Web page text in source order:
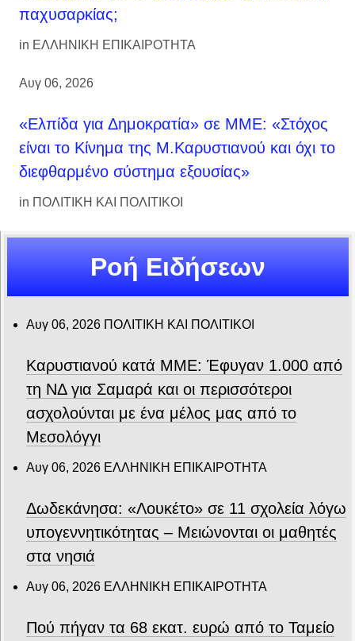
παχυσαρκίας;
in ΕΛΛΗΝΙΚΗ ΕΠΙΚΑΙΡΟΤΗΤΑ
Αυγ 06, 2026
«Ελπίδα για Δημοκρατία» σε ΜΜΕ: «Στόχος
είναι το Κίνημα της Μ.Καρυστιανού και όχι το
διεφθαρμένο σύστημα εξουσίας»
in ΠΟΛΙΤΙΚΗ ΚΑΙ ΠΟΛΙΤΙΚΟΙ
Ροή Ειδήσεων
Αυγ 06, 2026 ΠΟΛΙΤΙΚΗ ΚΑΙ ΠΟΛΙΤΙΚΟΙ
Καρυστιανού κατά ΜΜΕ: Έφυγαν 1.000 από
τη ΝΔ για Σαμαρά και οι περισσότεροι
ασχολούνται με ένα μέλος μας από το
Μεσολόγγι
Αυγ 06, 2026 ΕΛΛΗΝΙΚΗ ΕΠΙΚΑΙΡΟΤΗΤΑ
Δωδεκάνησα: «Λουκέτο» σε 11 σχολεία λόγω
υπογεννητικότητας – Μειώνονται οι μαθητές
στα νησιά
Αυγ 06, 2026 ΕΛΛΗΝΙΚΗ ΕΠΙΚΑΙΡΟΤΗΤΑ
Πού πήγαν τα 68 εκατ. ευρώ από το Ταμείο